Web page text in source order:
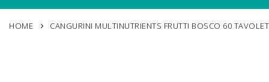
Alimentazione e Dietetica
HOME CANGURINI MULTINUTRIENTS FRUTTI BOSCO 60